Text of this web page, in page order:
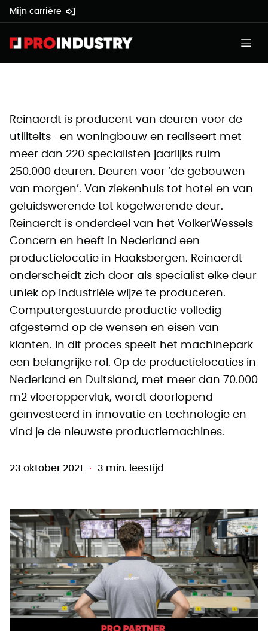
Mijn carrière
Reinaerdt is producent van deuren voor de
utiliteits- en woningbouw en realiseert met
meer dan 220 specialisten jaarlijks ruim
250.000 deuren. Deuren voor ‘de gebouwen
van morgen’. Van ziekenhuis tot hotel en van
geluidswerende tot kogelwerende deur.
Reinaerdt is onderdeel van het VolkerWessels
Concern en heeft in Nederland een
productielocatie in Haaksbergen. Reinaerdt
onderscheidt zich door als specialist elke deur
uniek op industriële wijze te produceren.
Computergestuurde productie volledig
afgestemd op de wensen en eisen van
klanten. In dit proces speelt het machinepark
een belangrijke rol. Op de productielocaties in
Nederland en Duitsland, met meer dan 70.000
m2 vloeroppervlak, wordt doorlopend
geïnvesteerd in innovatie en technologie en
vind je de nieuwste productiemachines.
23 oktober 2021 3 min. leestijd